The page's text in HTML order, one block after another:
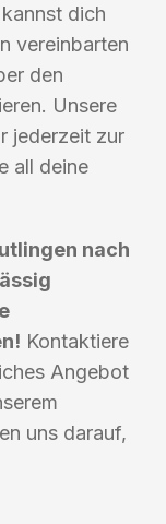
dich
vereinbarten
den
Unsere
jederzeit zur
all deine
nach
Kontaktiere
Angebot
uns darauf,